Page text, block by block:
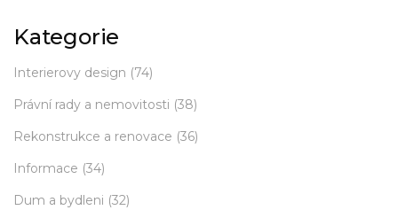
Kategorie
Interierovy design (74)
Právní rady a nemovitosti (38)
Rekonstrukce a renovace (36)
Informace (34)
Dum a bydleni (32)